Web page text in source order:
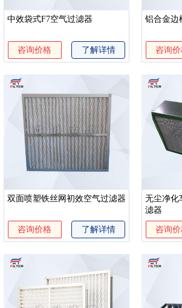
中效袋式F7空气过滤器
咨询价格 了解详情
铝合金边
咨询
双面喷塑铁丝网初效空气过滤器
咨询价格 了解详情
无尘净化
滤器
咨询